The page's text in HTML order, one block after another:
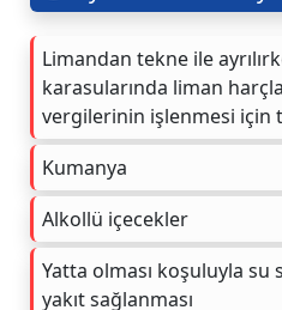
Limandan tekne ile
karasularında liman
vergilerinin işlenmesi için
Kumanya
Alkollü içecekler
Yatta olması koşuluyla su
yakıt sağlanması